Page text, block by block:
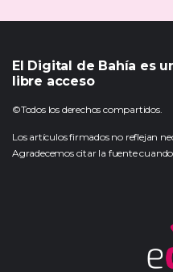
El Digital de Bahía es
libre acceso
©Todos los derechos compartidos.
Los artículos firmados no reflejan
Agradecemos citar la fuente